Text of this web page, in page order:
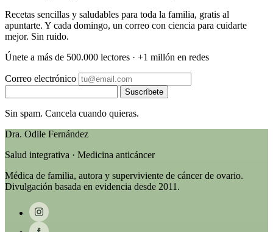
Recetas sencillas y saludables para toda la familia, gratis al
apuntarte. Y cada domingo, un correo con ciencia para cuidarte
mejor. Sin ruido.
Únete a más de 500.000 lectores · +1 millón en redes
Correo electrónico
Suscríbete
Sin spam. Cancela cuando quieras.
Dra. Odile Fernández
Salud integrativa · Medicina anticáncer
Médica de familia, autora y superviviente de cáncer de ovario.
Divulgación basada en evidencia desde 2011.